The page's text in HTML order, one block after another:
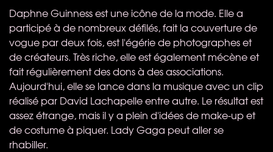
Daphne Guinness est une icône de la mode. Elle a
participé à de nombreux défilés, fait la couverture de
vogue par deux fois, est l'égérie de photographes et
de créateurs. Très riche, elle est également mécène et
fait régulièrement des dons à des associations.
Aujourd'hui, elle se lance dans la musique avec un clip
réalisé par David Lachapelle entre autre. Le résultat est
assez étrange, mais il y a plein d'idées de make-up et
de costume à piquer. Lady Gaga peut aller se
rhabiller.